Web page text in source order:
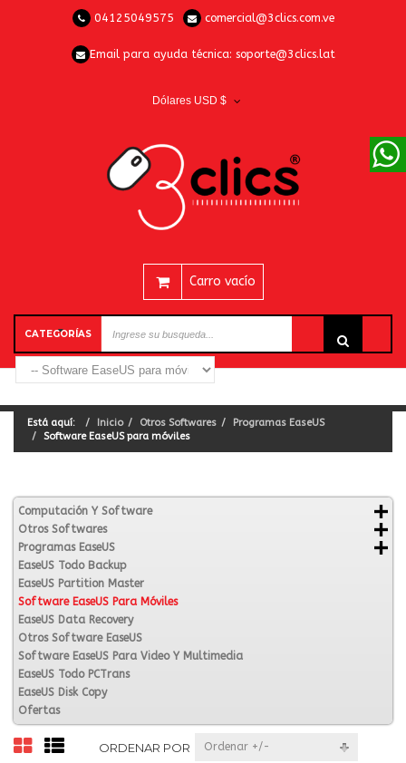
04125049575 comercial@3clics.com.ve
Email para ayuda técnica: soporte@3clics.lat
Dólares USD $
Carro vacío
CATEGORÍAS
Está aquí: Inicio Otros Softwares
Programas EaseUS
Software EaseUS para móviles
Computación Y Software
Otros Softwares
Programas EaseUS
EaseUS Todo Backup
EaseUS Partition Master
Software EaseUS Para Móviles
EaseUS Data Recovery
Otros Software EaseUS
Software EaseUS Para Video Y Multimedia
EaseUS Todo PCTrans
EaseUS Disk Copy
Ofertas
ORDENAR POR Ordenar +/-